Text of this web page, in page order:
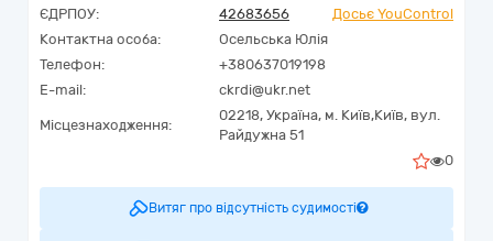
ЄДРПОУ:
42683656
Досьє YouControl
Контактна особа:
Осельська Юлія
Телефон:
+380637019198
E-mail:
ckrdi@ukr.net
Місцезнаходження:
02218, Україна, м. Київ,Київ, вул.
Райдужна 51
0
Витяг про відсутність судимості